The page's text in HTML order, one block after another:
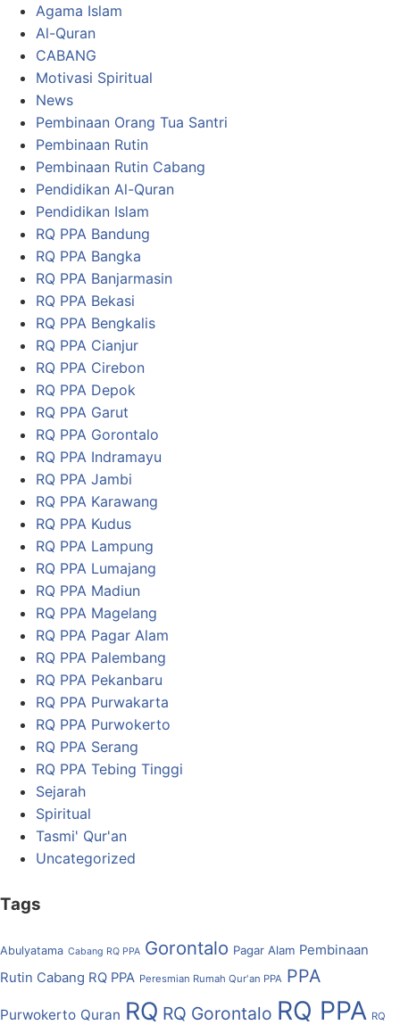
Agama Islam
Al-Quran
CABANG
Motivasi Spiritual
News
Pembinaan Orang Tua Santri
Pembinaan Rutin
Pembinaan Rutin Cabang
Pendidikan Al-Quran
Pendidikan Islam
RQ PPA Bandung
RQ PPA Bangka
RQ PPA Banjarmasin
RQ PPA Bekasi
RQ PPA Bengkalis
RQ PPA Cianjur
RQ PPA Cirebon
RQ PPA Depok
RQ PPA Garut
RQ PPA Gorontalo
RQ PPA Indramayu
RQ PPA Jambi
RQ PPA Karawang
RQ PPA Kudus
RQ PPA Lampung
RQ PPA Lumajang
RQ PPA Madiun
RQ PPA Magelang
RQ PPA Pagar Alam
RQ PPA Palembang
RQ PPA Pekanbaru
RQ PPA Purwakarta
RQ PPA Purwokerto
RQ PPA Serang
RQ PPA Tebing Tinggi
Sejarah
Spiritual
Tasmi' Qur'an
Uncategorized
Tags
Abulyatama Cabang RQ PPA Gorontalo Pagar Alam Pembinaan
Rutin Cabang RQ PPA Peresmian Rumah Qur'an PPA PPA
Purwokerto Quran RQ RQ Gorontalo RQ PPA RQ